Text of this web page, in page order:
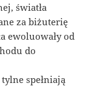
światła
za biżuterię
ewoluowały od
do
spełniają